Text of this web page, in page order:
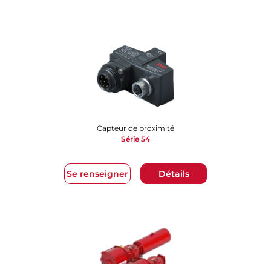
Se renseigner Détails
Capteur de proximité
Série 54